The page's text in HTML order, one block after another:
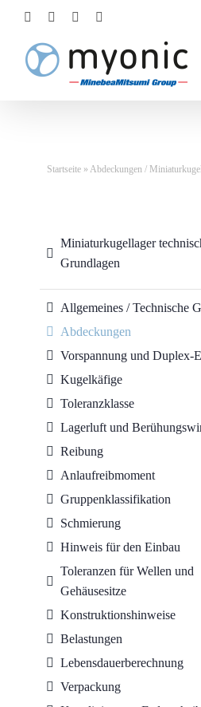
springen
FacebookLinkedInInstagram
Startseite »Abdeckungen /
Miniaturkugellager
Grundlagen
Allgemeines / Technische
Abdeckungen
Vorspannung und Duplex-
Kugelkäfige
Toleranzklasse
Lagerluft und
Reibung
Anlaufreibmoment
Gruppenklassifikation
Schmierung
Hinweis für den Einbau
Toleranzen für Wellen und
Gehäusesitze
Konstruktionshinweise
Belastungen
Lebensdauerberechnung
Verpackung